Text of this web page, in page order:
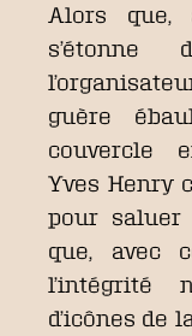
Alors que,
s’étonne
guère
couvercle
Yves Henry
pour saluer
que, avec
l’intégrité
d’icônes de